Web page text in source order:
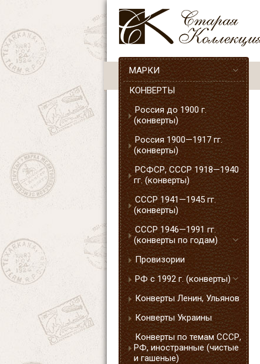
МАРКИ
КОНВЕРТЫ
Россия до 1900 г.
(конверты)
Россия 1900—1917 гг.
(конверты)
РСФСР, СССР 1918—1940
гг. (конверты)
СССР 1941—1945 гг.
(конверты)
СССР 1946—1991 гг.
(конверты по годам)
Провизории
РФ с 1992 г. (конверты)
Конверты Ленин, Ульянов
Конверты Украины
Конверты по темам СССР,
РФ, иностранные (чистые
и гашеные)